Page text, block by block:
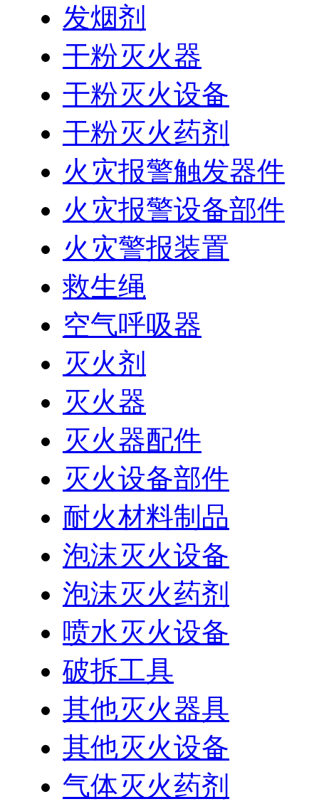
发烟剂
干粉灭火器
干粉灭火设备
干粉灭火药剂
火灾报警触发器件
火灾报警设备部件
火灾警报装置
救生绳
空气呼吸器
灭火剂
灭火器
灭火器配件
灭火设备部件
耐火材料制品
泡沫灭火设备
泡沫灭火药剂
喷水灭火设备
破拆工具
其他灭火器具
其他灭火设备
气体灭火药剂